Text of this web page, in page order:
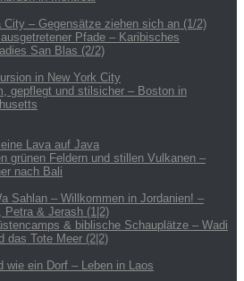
City – Gegensätze ziehen sich an (1/2)
Pfade – Karibisches
San Blas (2/2)
in New York City
gepflegt und stilsicher – Boston in
Lava auf Java
grünen Feldern und stillen Vulkanen –
nach Bali
Sahlan – Willkommen in Jordanien! –
Petra & Jerash (1|2)
& biblische Schauplätze – Wadi
das Tote Meer (2|2)
wie ein Dorf – Leben in Laos